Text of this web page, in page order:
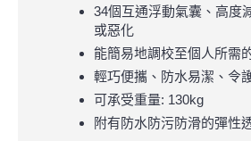
34個互通浮動氣囊、高度
或惡化
能簡易地調校至個人所需
輕巧便攜、防水易潔、令
可承受重量: 130kg
附有防水防污防滑的彈性